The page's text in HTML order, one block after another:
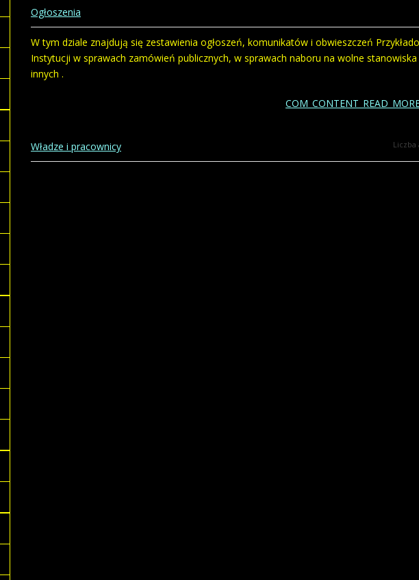
Ogłoszenia
W tym dziale znajdują się zestawienia ogłoszeń, komunikatów i obwieszczeń
Instytucji w sprawach zamówień publicznych, w sprawach naboru na wolne
innych .
Władze i pracownicy Liczba